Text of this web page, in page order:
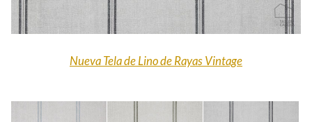
Nueva Tela de Lino de Rayas Vintage